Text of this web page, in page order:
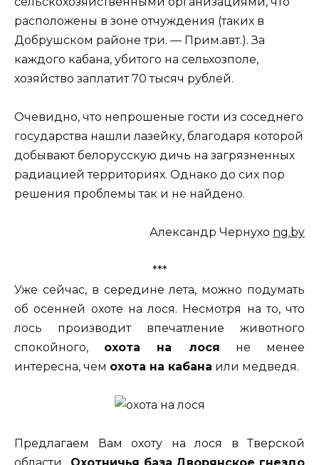
расположены в зоне отчуждения (таких в
Добрушском районе три. — Прим.авт.). За
каждого кабана, убитого на сельхозполе,
хозяйство заплатит 70 тысяч рублей.
Очевидно, что непрошеные гости из соседнего
государства нашли лазейку, благодаря которой
добывают белорусскую дичь на загрязненных
радиацией территориях. Однако до сих пор
решения проблемы так и не найдено.
Александр Чернухо ng.by
***
Уже сейчас, в середине лета, можно подумать
об осенней охоте на лося. Несмотря на то, что
лось производит впечатление животного
спокойного, охота на лося не менее
интересна, чем охота на кабана или медведя.
Предлагаем Вам охоту на лося в Тверской